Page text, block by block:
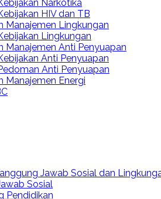
Narkotika
HIV dan TB
Manajemen Lingkungan
Lingkungan
Manajemen Anti Penyuapan
Anti Penyuapan
Anti Penyuapan
Manajemen Energi
Jawab Sosial dan
Sosial
Pendidikan